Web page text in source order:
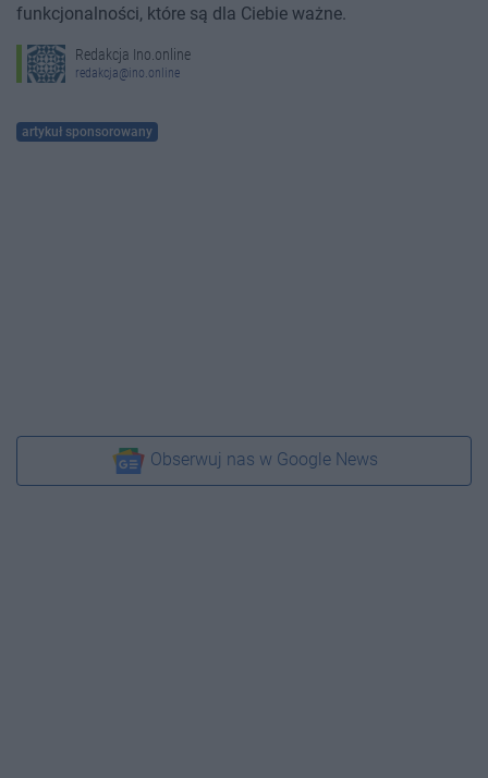
funkcjonalności, które są dla Ciebie ważne.
Redakcja Ino.online
redakcja@ino.online
artykuł sponsorowany
Obserwuj nas w Google News